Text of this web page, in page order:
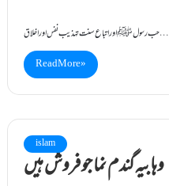
حب رسولﷺ اور اتباع سنت تہذیب نفس اور اخلاق…
Read More »
islam
وہابیہ گندم نما جو فروش ہیں